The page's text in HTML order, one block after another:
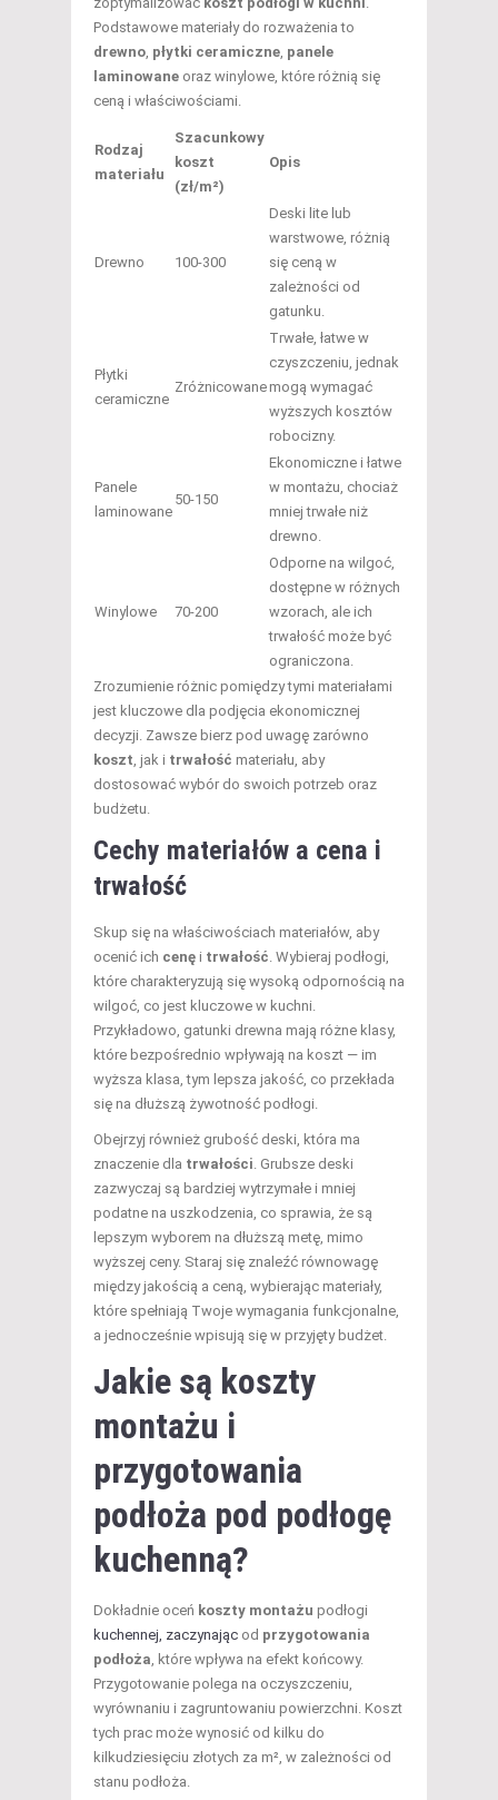
Podstawowe materiały do rozważenia to
drewno płytki ceramiczne panele
laminowane oraz winylowe, które różnią się
ceną i właściwościami.
Rodzaj
materiału
Szacunkowy
koszt
(zł/m²)
Opis
Drewno 100-300
Deski lite lub
warstwowe, różnią
się ceną w
zależności od
gatunku.
Płytki
ceramiczne
Zróżnicowane
Trwałe, łatwe w
czyszczeniu, jednak
mogą wymagać
wyższych kosztów
robocizny.
Panele
laminowane
50-150
Ekonomiczne i łatwe
w montażu, chociaż
mniej trwałe niż
drewno.
Winylowe 70-200
Odporne na wilgoć,
dostępne w różnych
wzorach, ale ich
trwałość może być
ograniczona.
Zrozumienie różnic pomiędzy tymi materiałami
jest kluczowe dla podjęcia ekonomicznej
decyzji. Zawsze bierz pod uwagę zarówno
koszt , jak i trwałość materiału, aby
dostosować wybór do swoich potrzeb oraz
budżetu.
Cechy materiałów a cena i
trwałość
Skup się na właściwościach materiałów, aby
ocenić ich cenę i trwałość . Wybieraj podłogi,
które charakteryzują się wysoką odpornością na
wilgoć, co jest kluczowe w kuchni.
Przykładowo, gatunki drewna mają różne klasy,
które bezpośrednio wpływają na koszt — im
wyższa klasa, tym lepsza jakość, co przekłada
się na dłuższą żywotność podłogi.
Obejrzyj również grubość deski, która ma
znaczenie dla trwałości . Grubsze deski
zazwyczaj są bardziej wytrzymałe i mniej
podatne na uszkodzenia, co sprawia, że są
lepszym wyborem na dłuższą metę, mimo
wyższej ceny. Staraj się znaleźć równowagę
między jakością a ceną, wybierając materiały,
które spełniają Twoje wymagania funkcjonalne,
a jednocześnie wpisują się w przyjęty budżet.
Jakie są koszty
montażu i
przygotowania
podłoża pod podłogę
kuchenną?
Dokładnie oceń koszty montażu podłogi
kuchennej, zaczynając od przygotowania
podłoża , które wpływa na efekt końcowy.
Przygotowanie polega na oczyszczeniu,
wyrównaniu i zagruntowaniu powierzchni. Koszt
tych prac może wynosić od kilku do
kilkudziesięciu złotych za m², w zależności od
stanu podłoża.